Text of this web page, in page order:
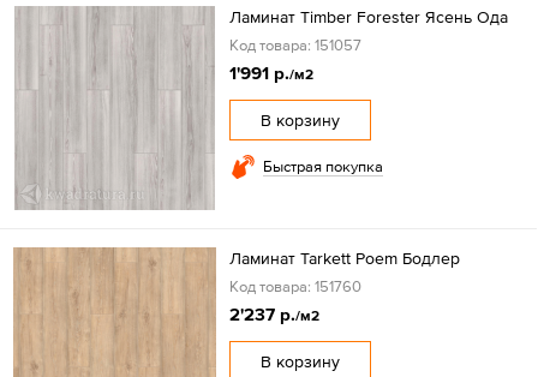
Ламинат Timber Forester Ясень Ода
Код товара: 151057
1'991 р./м2
В корзину
Быстрая покупка
Ламинат Tarkett Poem Бодлер
Код товара: 151760
2'237 р./м2
В корзину